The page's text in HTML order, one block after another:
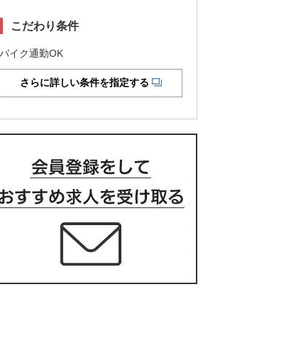
こだわり条件
バイク通勤OK
さらに詳しい条件を指定する